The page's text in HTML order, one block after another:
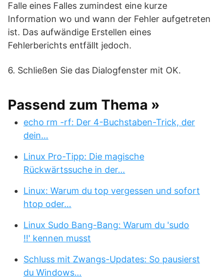
Falle eines Falles zumindest eine kurze
Information wo und wann der Fehler aufgetreten
ist. Das aufwändige Erstellen eines
Fehlerberichts entfällt jedoch.
6. Schließen Sie das Dialogfenster mit OK.
Passend zum Thema »
echo rm -rf: Der 4-Buchstaben-Trick, der
dein…
Linux Pro-Tipp: Die magische
Rückwärtssuche in der…
Linux: Warum du top vergessen und sofort
htop oder…
Linux Sudo Bang-Bang: Warum du 'sudo
!!' kennen musst
Schluss mit Zwangs-Updates: So pausierst
du Windows…